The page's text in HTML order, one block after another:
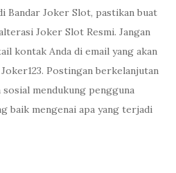
Bandar Joker Slot, pastikan buat
Joker Slot Resmi. Jangan
kontak Anda di email yang akan
Postingan berkelanjutan
mendukung pengguna
baik mengenai apa yang terjadi